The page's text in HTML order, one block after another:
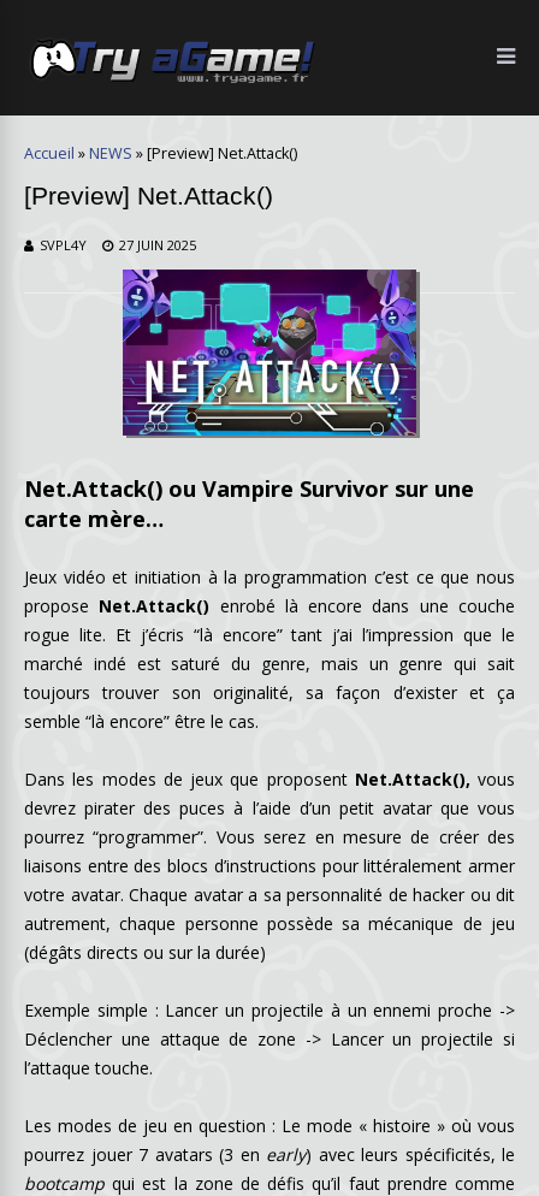
Accueil » NEWS »[Preview] Net.Attack()
[Preview] Net.Attack()
SVPL4Y 27 JUIN 2025
Net.Attack() ou Vampire Survivor sur une
carte mère…
Jeux vidéo et initiation à la programmation c’est ce que nous
propose Net.Attack() enrobé là encore dans une couche
rogue lite. Et j’écris “là encore” tant j’ai l’impression que le
marché indé est saturé du genre, mais un genre qui sait
toujours trouver son originalité, sa façon d’exister et ça
semble “là encore” être le cas.
Dans les modes de jeux que proposent Net.Attack(), vous
devrez pirater des puces à l’aide d’un petit avatar que vous
pourrez “programmer”. Vous serez en mesure de créer des
liaisons entre des blocs d’instructions pour littéralement armer
votre avatar. Chaque avatar a sa personnalité de hacker ou dit
autrement, chaque personne possède sa mécanique de jeu
(dégâts directs ou sur la durée)
Exemple simple : Lancer un projectile à un ennemi proche ->
Déclencher une attaque de zone -> Lancer un projectile si
l’attaque touche.
Les modes de jeu en question : Le mode « histoire » où vous
pourrez jouer 7 avatars (3 en early) avec leurs spécificités, le
bootcamp qui est la zone de défis qu’il faut prendre comme